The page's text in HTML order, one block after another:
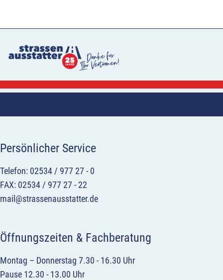
Persönlicher Service
Telefon: 02534 / 977 27 - 0
FAX: 02534 / 977 27 - 22
mail@strassenausstatter.de
Öffnungszeiten & Fachberatung
Montag – Donnerstag 7.30 - 16.30 Uhr
Pause 12.30 - 13.00 Uhr